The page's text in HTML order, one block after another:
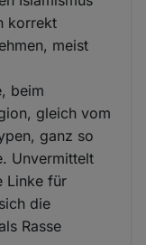
korrekt
meist
beim
gleich vom
ganz so
Unvermittelt
Linke für
die
Rasse